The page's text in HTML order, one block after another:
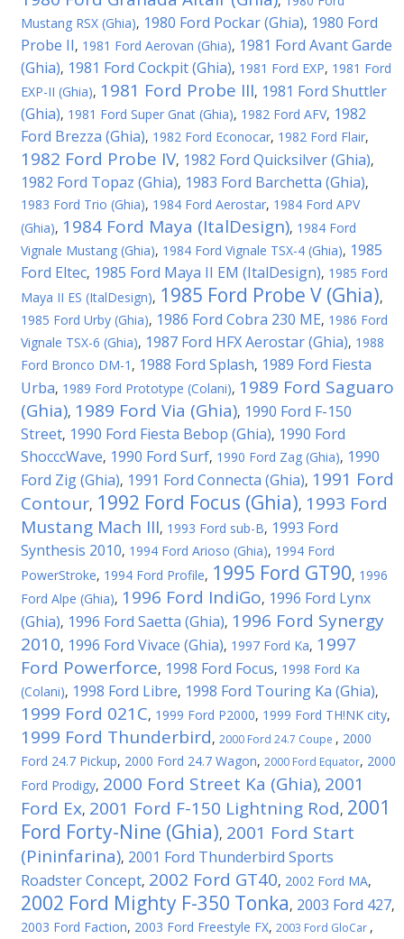
Mustang RSX (Ghia), 1980 Ford Pockar (Ghia), 1980 Ford
Probe II, 1981 Ford Aerovan (Ghia), 1981 Ford Avant Garde
(Ghia), 1981 Ford Cockpit (Ghia), 1981 Ford EXP, 1981 Ford
EXP-II (Ghia), 1981 Ford Probe III, 1981 Ford Shuttler
(Ghia), 1981 Ford Super Gnat (Ghia), 1982 Ford AFV, 1982
Ford Brezza (Ghia), 1982 Ford Econocar, 1982 Ford Flair,
1982 Ford Probe IV, 1982 Ford Quicksilver (Ghia),
1982 Ford Topaz (Ghia), 1983 Ford Barchetta (Ghia),
1983 Ford Trio (Ghia), 1984 Ford Aerostar, 1984 Ford APV
(Ghia), 1984 Ford Maya (ItalDesign), 1984 Ford
Vignale Mustang (Ghia), 1984 Ford Vignale TSX-4 (Ghia), 1985
Ford Eltec, 1985 Ford Maya II EM (ItalDesign), 1985 Ford
Maya II ES (ItalDesign), 1985 Ford Probe V (Ghia),
1985 Ford Urby (Ghia), 1986 Ford Cobra 230 ME, 1986 Ford
Vignale TSX-6 (Ghia), 1987 Ford HFX Aerostar (Ghia), 1988
Ford Bronco DM-1 , 1988 Ford Splash, 1989 Ford Fiesta
Urba, 1989 Ford Prototype (Colani), 1989 Ford Saguaro
(Ghia), 1989 Ford Via (Ghia), 1990 Ford F-150
Street, 1990 Ford Fiesta Bebop (Ghia), 1990 Ford
ShocccWave, 1990 Ford Surf, 1990 Ford Zag (Ghia), 1990
Ford Zig (Ghia), 1991 Ford Connecta (Ghia), 1991 Ford
Contour, 1992 Ford Focus (Ghia), 1993 Ford
Mustang Mach III, 1993 Ford sub-B, 1993 Ford
Synthesis 2010, 1994 Ford Arioso (Ghia), 1994 Ford
PowerStroke, 1994 Ford Profile, 1995 Ford GT90, 1996
Ford Alpe (Ghia), 1996 Ford IndiGo, 1996 Ford Lynx
(Ghia), 1996 Ford Saetta (Ghia), 1996 Ford Synergy
2010, 1996 Ford Vivace (Ghia), 1997 Ford Ka, 1997
Ford Powerforce, 1998 Ford Focus, 1998 Ford Ka
(Colani), 1998 Ford Libre, 1998 Ford Touring Ka (Ghia),
1999 Ford 021C, 1999 Ford P2000, 1999 Ford TH!NK city,
1999 Ford Thunderbird, 2000 Ford 24.7 Coupe , 2000
Ford 24.7 Pickup, 2000 Ford 24.7 Wagon, 2000 Ford Equator, 2000
Ford Prodigy, 2000 Ford Street Ka (Ghia), 2001
Ford Ex, 2001 Ford F-150 Lightning Rod, 2001
Ford Forty-Nine (Ghia), 2001 Ford Start
(Pininfarina), 2001 Ford Thunderbird Sports
Roadster Concept, 2002 Ford GT40, 2002 Ford MA,
2002 Ford Mighty F-350 Tonka, 2003 Ford 427,
2003 Ford Faction, 2003 Ford Freestyle FX, 2003 Ford GloCar ,